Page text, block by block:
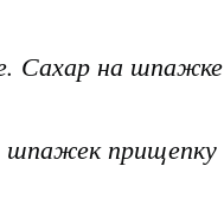
Сахар на шпажке
шпажек прищепку